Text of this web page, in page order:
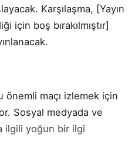
Karşılaşma, [Yayın
için boş bırakılmıştır]
önemli maçı izlemek için
Sosyal medyada ve
ilgili yoğun bir ilgi